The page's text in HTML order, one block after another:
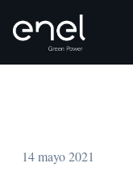
14 mayo 2021